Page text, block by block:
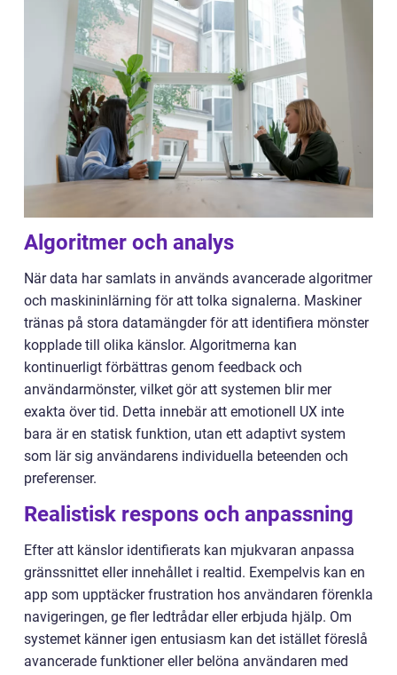
Algoritmer och analys
När data har samlats in används avancerade algoritmer
och maskininlärning för att tolka signalerna. Maskiner
tränas på stora datamängder för att identifiera mönster
kopplade till olika känslor. Algoritmerna kan
kontinuerligt förbättras genom feedback och
användarmönster, vilket gör att systemen blir mer
exakta över tid. Detta innebär att emotionell UX inte
bara är en statisk funktion, utan ett adaptivt system
som lär sig användarens individuella beteenden och
preferenser.
Realistisk respons och anpassning
Efter att känslor identifierats kan mjukvaran anpassa
gränssnittet eller innehållet i realtid. Exempelvis kan en
app som upptäcker frustration hos användaren förenkla
navigeringen, ge fler ledtrådar eller erbjuda hjälp. Om
systemet känner igen entusiasm kan det istället föreslå
avancerade funktioner eller belöna användaren med